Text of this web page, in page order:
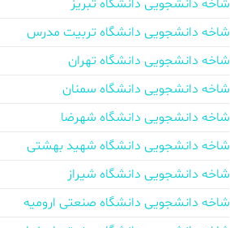
شاخه دانشجویی دانشگاه تبریز
شاخه دانشجویی دانشگاه تربیت مدرس
شاخه دانشجویی دانشگاه تهران
شاخه دانشجویی دانشگاه سمنان
شاخه دانشجویی دانشگاه شهرضا
شاخه دانشجویی دانشگاه شهید بهشتی
شاخه دانشجویی دانشگاه شیراز
شاخه دانشجویی دانشگاه صنعتی ارومیه